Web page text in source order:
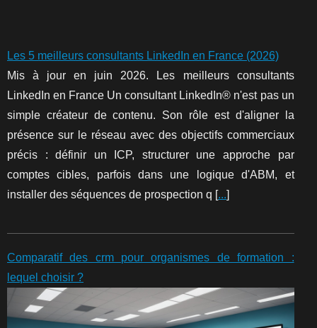
Les 5 meilleurs consultants LinkedIn en France (2026)
Mis à jour en juin 2026. Les meilleurs consultants
LinkedIn en France Un consultant LinkedIn® n'est pas un
simple créateur de contenu. Son rôle est d'aligner la
présence sur le réseau avec des objectifs commerciaux
précis : définir un ICP, structurer une approche par
comptes cibles, parfois dans une logique d'ABM, et
installer des séquences de prospection q [...]
Comparatif des crm pour organismes de formation :
lequel choisir ?